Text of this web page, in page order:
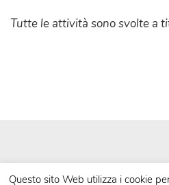
Tutte le attività sono svolte a
Questo sito Web utilizza i cookie